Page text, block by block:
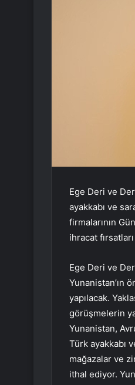
Ege Deri ve
ayakkabı ve
firmalarının
ihracat
Ege Deri ve
Yunanistan’ın
yapılacak.
görüşmelerin
Yunanistan,
Türk ayakkabı
mağazalar ve
ithal ediyor.